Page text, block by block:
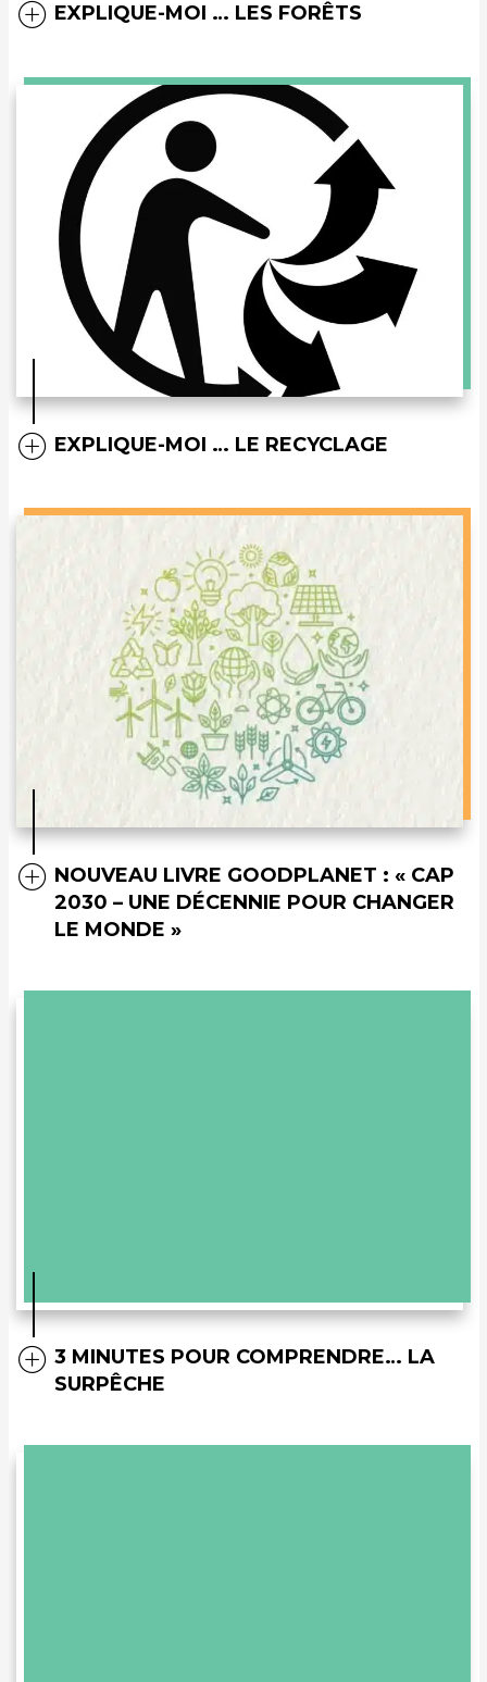
EXPLIQUE-MOI … LES FORÊTS
EXPLIQUE-MOI … LE RECYCLAGE
NOUVEAU LIVRE GOODPLANET : « CAP
2030 – UNE DÉCENNIE POUR CHANGER
LE MONDE »
3 MINUTES POUR COMPRENDRE… LA
SURPÊCHE